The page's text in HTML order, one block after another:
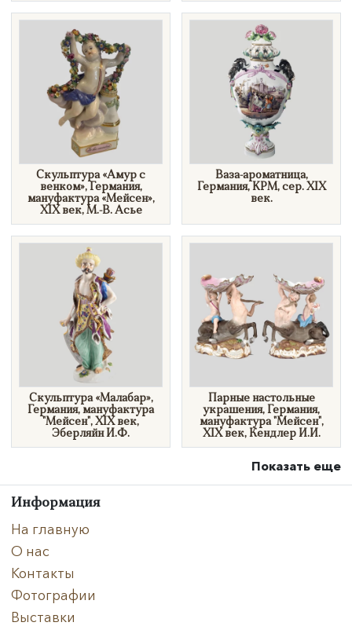
Скульптура «Амур с
венком», Германия,
мануфактура «Мейсен»,
XIX век, М.-В. Асье
Ваза-ароматница,
Германия, KPM, сер. XIX
век.
Скульптура «Малабар»,
Германия, мануфактура
"Мейсен", XIX век,
Эберляйн И.Ф.
Парные настольные
украшения, Германия,
мануфактура "Мейсен",
XIX век, Кендлер И.И.
Показать еще
Информация
На главную
О нас
Контакты
Фотографии
Выставки